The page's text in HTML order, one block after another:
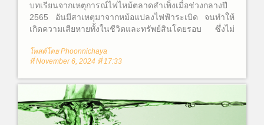
บทเรียนจากเหตุการณ์ไฟไหม้ตลาดสำเพ็งเมื่อช่วงกลางปี
2565 อันมีสาเหตุมาจากหม้อแปลงไฟฟ้าระเบิด จนทำให้
เกิดความเสียหายทั้งในชีวิตและทรัพย์สินโดยรอบ ซึ่งไม่
หม้อแปลงไฟฟ้าคืออะไร? และเหตุใดจึงเกิดไฟไหม้ขึ้นได้?
โพสต์โดย Phoonnichaya
ที่ November 6, 2024 ที่ 17:33